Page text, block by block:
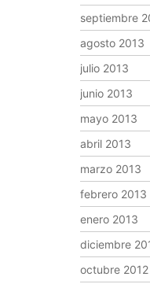
septiembre
agosto 2013
julio 2013
junio 2013
mayo 2013
abril 2013
marzo 2013
febrero 2013
enero 2013
diciembre
octubre 2012